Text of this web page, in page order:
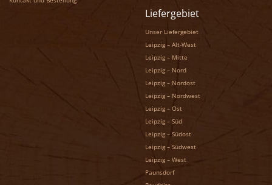
Liefergebiet
Unser Liefergebiet
Leipzig – Alt-West
Leipzig – Mitte
Leipzig – Nord
Leipzig – Nordost
Leipzig – Nordwest
Leipzig – Ost
Leipzig – Süd
Leipzig – Südost
Leipzig – Südwest
Leipzig – West
Paunsdorf